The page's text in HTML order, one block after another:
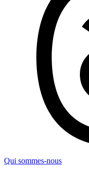
Qui sommes-nous